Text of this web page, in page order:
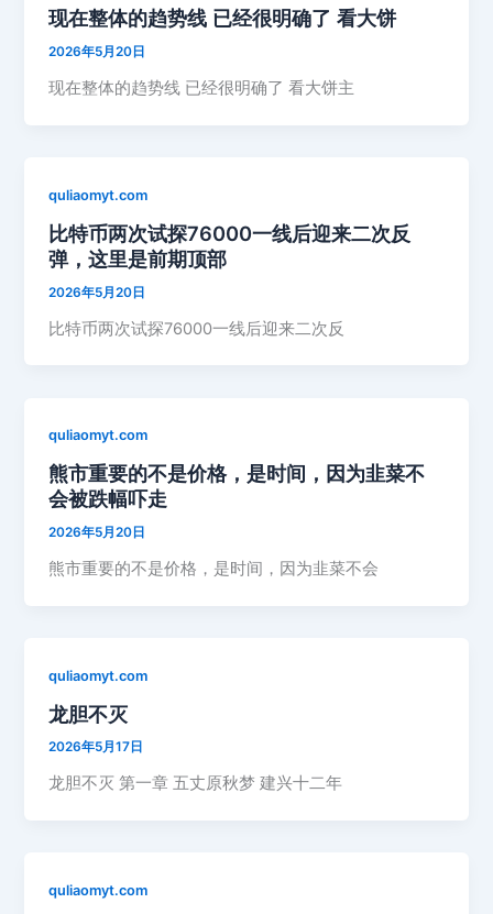
现在整体的趋势线 已经很明确了 看大饼
2026年5月20日
现在整体的趋势线 已经很明确了 看大饼主
quliaomyt.com
比特币两次试探76000一线后迎来二次反
弹，这里是前期顶部
2026年5月20日
比特币两次试探76000一线后迎来二次反
quliaomyt.com
熊市重要的不是价格，是时间，因为韭菜不
会被跌幅吓走
2026年5月20日
熊市重要的不是价格，是时间，因为韭菜不会
quliaomyt.com
龙胆不灭
2026年5月17日
龙胆不灭 第一章 五丈原秋梦 建兴十二年
quliaomyt.com